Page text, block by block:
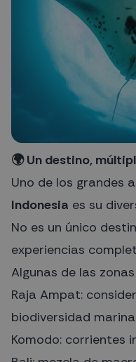
🌍 Un destino,
Uno de los grandes
Indonesia es su
No es un único
experiencias
Algunas de las
Raja Ampat:
biodiversidad marina
Komodo: corrientes